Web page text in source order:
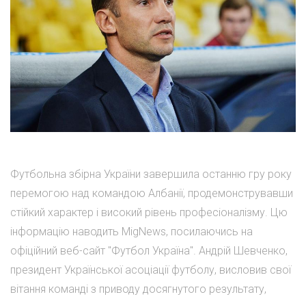
Футбольна збірна України завершила останню гру року
перемогою над командою Албанії, продемонструвавши
стійкий характер і високий рівень професіоналізму. Цю
інформацію наводить MigNews, посилаючись на
офіційний веб-сайт "Футбол Україна". Андрій Шевченко,
президент Української асоціації футболу, висловив свої
вітання команді з приводу досягнутого результату,